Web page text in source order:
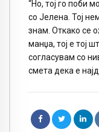
“Но, тој го поби
со Јелена. Тој
знам. Откако се
манџа, тој е тој
согласувам со
смета дека е